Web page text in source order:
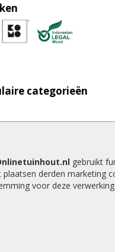
gebruikt
derden marketing
voor deze
categorieën